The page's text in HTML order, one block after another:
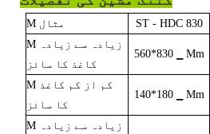
M مثال ST -HDC 830
M
کاغذ کا سائز
560*830 ▁ Mm
M
کا سائز
140*180 ▁ Mm
M